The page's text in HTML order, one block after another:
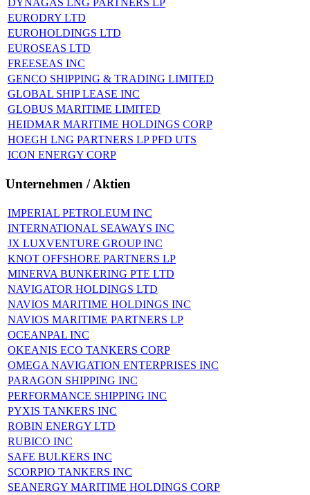
DYNAGAS LNG PARTNERS LP
EURODRY LTD
EUROHOLDINGS LTD
EUROSEAS LTD
FREESEAS INC
GENCO SHIPPING & TRADING LIMITED
GLOBAL SHIP LEASE INC
GLOBUS MARITIME LIMITED
HEIDMAR MARITIME HOLDINGS CORP
HOEGH LNG PARTNERS LP PFD UTS
ICON ENERGY CORP
Unternehmen / Aktien
IMPERIAL PETROLEUM INC
INTERNATIONAL SEAWAYS INC
JX LUXVENTURE GROUP INC
KNOT OFFSHORE PARTNERS LP
MINERVA BUNKERING PTE LTD
NAVIGATOR HOLDINGS LTD
NAVIOS MARITIME HOLDINGS INC
NAVIOS MARITIME PARTNERS LP
OCEANPAL INC
OKEANIS ECO TANKERS CORP
OMEGA NAVIGATION ENTERPRISES INC
PARAGON SHIPPING INC
PERFORMANCE SHIPPING INC
PYXIS TANKERS INC
ROBIN ENERGY LTD
RUBICO INC
SAFE BULKERS INC
SCORPIO TANKERS INC
SEANERGY MARITIME HOLDINGS CORP